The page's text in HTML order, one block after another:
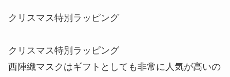
クリスマス特別ラッピング
クリスマス特別ラッピング
西陣織マスクはギフトとしても非常に人気が高いの